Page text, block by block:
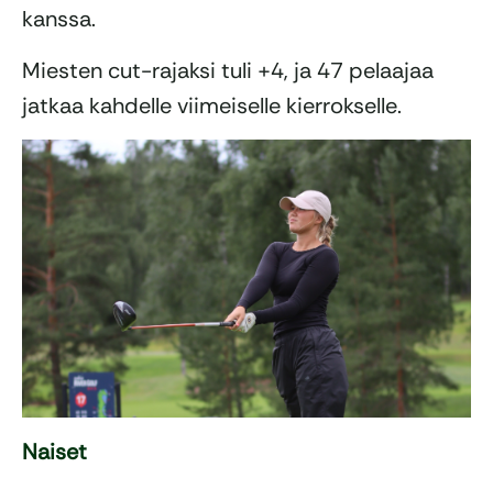
kanssa.
Miesten cut-rajaksi tuli +4, ja 47 pelaajaa
jatkaa kahdelle viimeiselle kierrokselle.
Naiset